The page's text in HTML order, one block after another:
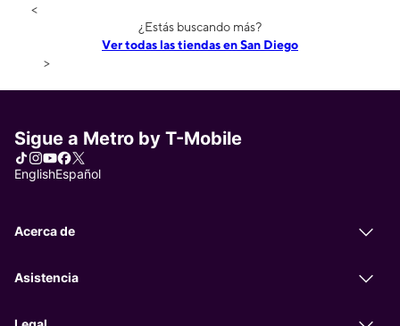
<
¿Estás buscando más?
Ver todas las tiendas en San Diego
>